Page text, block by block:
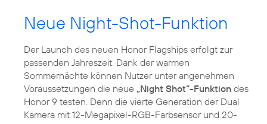
Neue Night-Shot-Funktion
Der Launch des neuen Honor Flagships erfolgt zur
passenden Jahreszeit. Dank der warmen
Sommernächte können Nutzer unter angenehmen
Voraussetzungen die neue „Night Shot“-Funktion des
Honor 9 testen. Denn die vierte Generation der Dual
Kamera mit 12-Megapixel-RGB-Farbsensor und 20-